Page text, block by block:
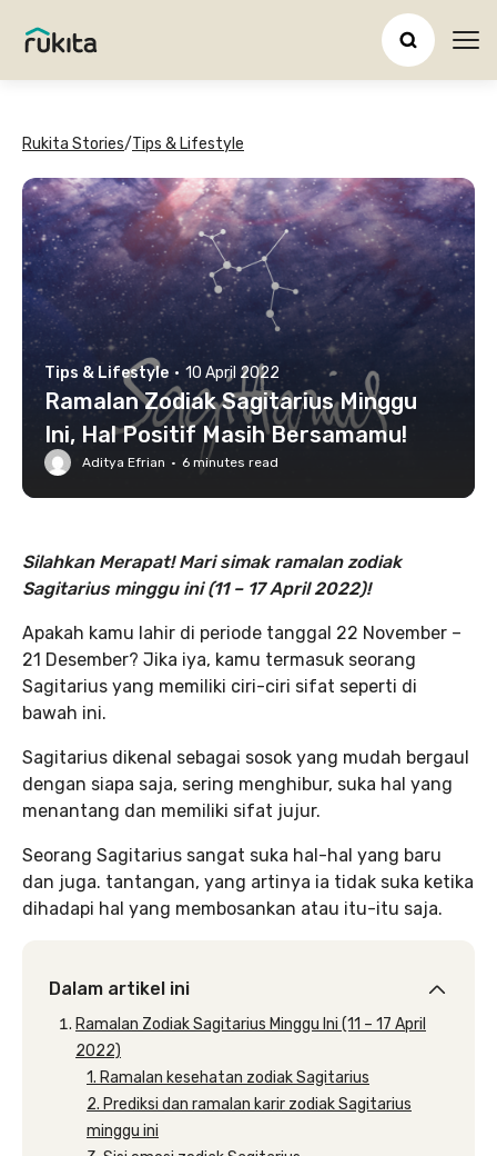
Rukita Stories/Tips & Lifestyle
Tips & Lifestyle · 10 April 2022
Ramalan Zodiak Sagitarius Minggu
Ini, Hal Positif Masih Bersamamu!
Aditya Efrian · 6 minutes read
Silahkan Merapat! Mari simak ramalan zodiak
Sagitarius minggu ini (11 – 17 April 2022)!
Apakah kamu lahir di periode tanggal 22 November –
21 Desember? Jika iya, kamu termasuk seorang
Sagitarius yang memiliki ciri-ciri sifat seperti di
bawah ini.
Sagitarius dikenal sebagai sosok yang mudah bergaul
dengan siapa saja, sering menghibur, suka hal yang
menantang dan memiliki sifat jujur.
Seorang Sagitarius sangat suka hal-hal yang baru
dan juga. tantangan, yang artinya ia tidak suka ketika
dihadapi hal yang membosankan atau itu-itu saja.
Dalam artikel ini
Ramalan Zodiak Sagitarius Minggu Ini (11 – 17 April
2022)
1. Ramalan kesehatan zodiak Sagitarius
2. Prediksi dan ramalan karir zodiak Sagitarius
minggu ini